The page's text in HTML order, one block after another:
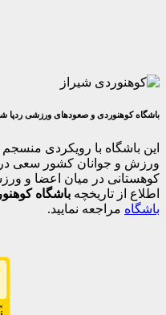
و صعودهای ورزشی ردپا شیراز
با رویکردی منسجم و اخذ
کشور سعی در ارتقاء
در میان اعضا و ورزشکاران
تاریخچه باشگاه کوهنوردی ردپا
نمایید.